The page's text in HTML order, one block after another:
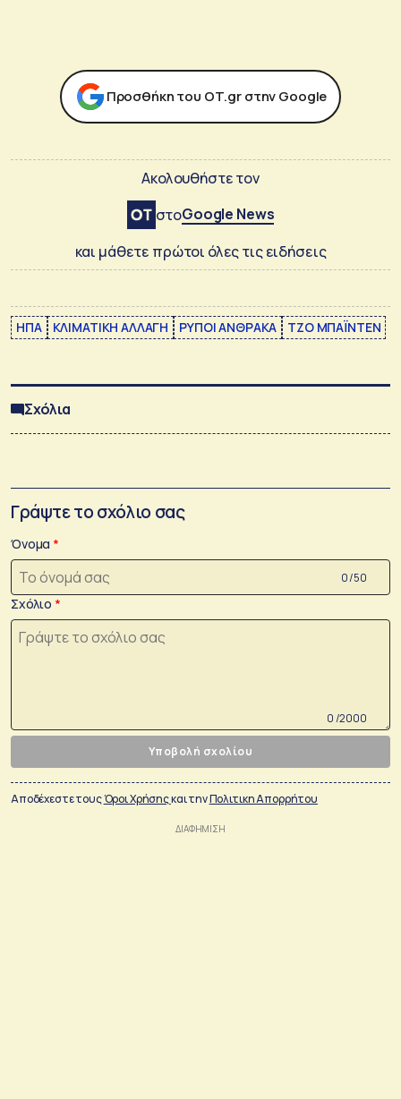
Προσθήκη του ΟΤ.gr στην Google
Ακολουθήστε τον
στοGoogle News
και μάθετε πρώτοι όλες τις ειδήσεις
ΗΠΑ ΚΛΙΜΑΤΙΚΗ ΑΛΛΑΓΗ ΡΥΠΟΙ ΑΝΘΡΑΚΑ ΤΖΟ ΜΠΑΪΝΤΕΝ
Σχόλια
Γράψτε το σχόλιο σας
Όνομα
0 /50
Σχόλιο
0 /2000
Υποβολή σχολίου
Αποδέχεστε τουςΌροι Χρήσηςκαι τηνΠολιτικη Απορρήτου